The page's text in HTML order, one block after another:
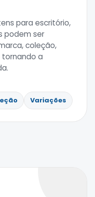
para escritório,
podem ser
coleção,
a
Variações